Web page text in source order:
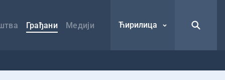
Грађани Медији Ћирилица